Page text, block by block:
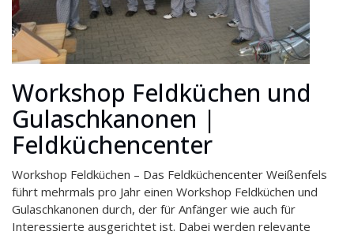
Workshop Feldküchen und
Gulaschkanonen |
Feldküchencenter
Workshop Feldküchen – Das Feldküchencenter Weißenfels
führt mehrmals pro Jahr einen Workshop Feldküchen und
Gulaschkanonen durch, der für Anfänger wie auch für
Interessierte ausgerichtet ist. Dabei werden relevante